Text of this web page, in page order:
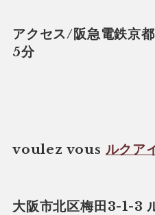
アクセス/阪急電鉄京
5分
voulez vous ルクア
大阪市北区梅田3-1-3